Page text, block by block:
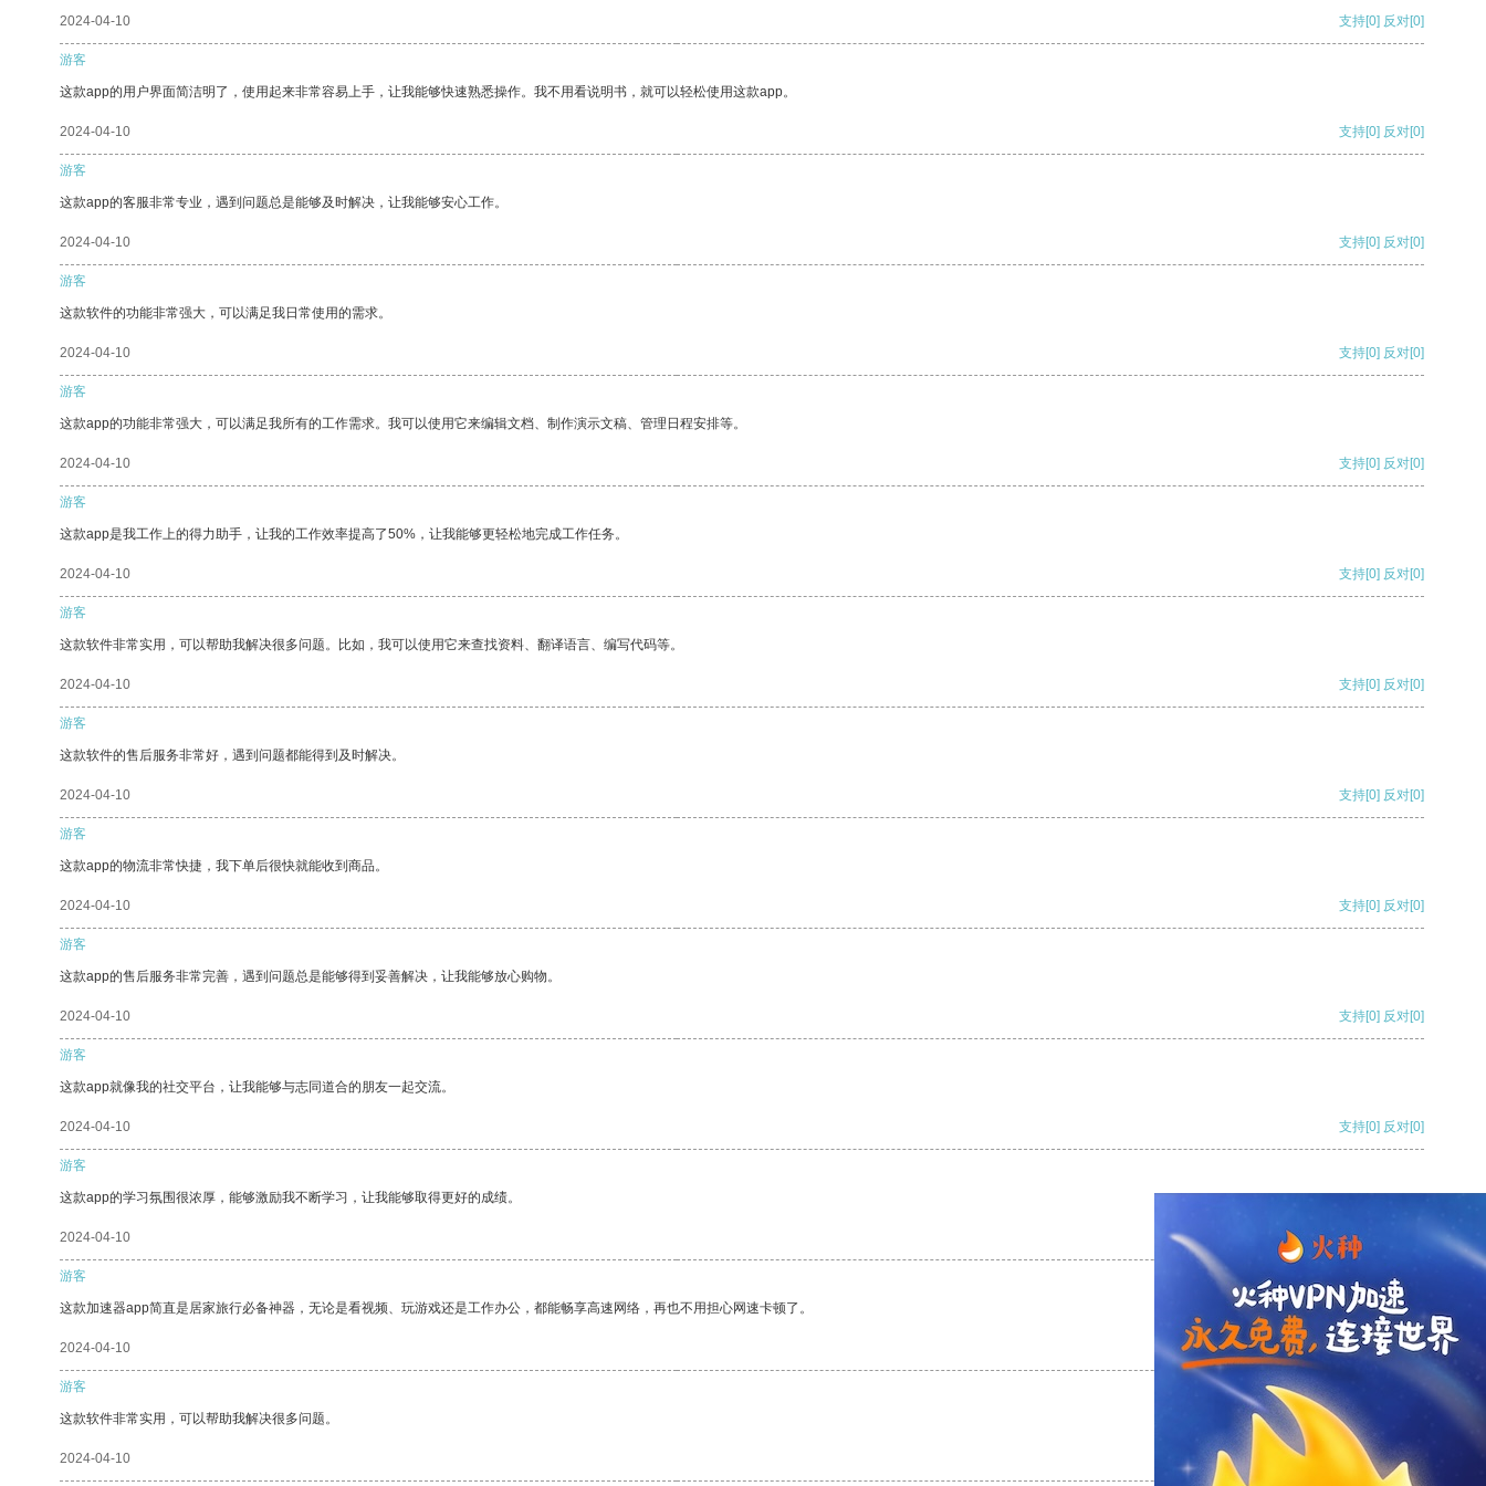
2024-04-10 支持[0] 反对[0]
游客
这款app的用户界面简洁明了，使用起来非常容易上手，让我能够快速熟悉操作。我不用看说明书，就可以轻松使用这款app。
2024-04-10 支持[0] 反对[0]
游客
这款app的客服非常专业，遇到问题总是能够及时解决，让我能够安心工作。
2024-04-10 支持[0] 反对[0]
游客
这款软件的功能非常强大，可以满足我日常使用的需求。
2024-04-10 支持[0] 反对[0]
游客
这款app的功能非常强大，可以满足我所有的工作需求。我可以使用它来编辑文档、制作演示文稿、管理日程安排等。
2024-04-10 支持[0] 反对[0]
游客
这款app是我工作上的得力助手，让我的工作效率提高了50%，让我能够更轻松地完成工作任务。
2024-04-10 支持[0] 反对[0]
游客
这款软件非常实用，可以帮助我解决很多问题。比如，我可以使用它来查找资料、翻译语言、编写代码等。
2024-04-10 支持[0] 反对[0]
游客
这款软件的售后服务非常好，遇到问题都能得到及时解决。
2024-04-10 支持[0] 反对[0]
游客
这款app的物流非常快捷，我下单后很快就能收到商品。
2024-04-10 支持[0] 反对[0]
游客
这款app的售后服务非常完善，遇到问题总是能够得到妥善解决，让我能够放心购物。
2024-04-10 支持[0] 反对[0]
游客
这款app就像我的社交平台，让我能够与志同道合的朋友一起交流。
2024-04-10 支持[0] 反对[0]
游客
这款app的学习氛围很浓厚，能够激励我不断学习，让我能够取得更好的成绩。
2024-04-10 支持
游客
这款加速器app简直是居家旅行必备神器，无论是看视频、玩游戏还是工作办公，都能畅享高速网络，再也不用担心网速卡顿了。
2024-04-10 支持[0] 反对[0]
游客
这款软件非常实用，可以帮助我解决很多问题。
2024-04-10 支持[0] 反对[0]